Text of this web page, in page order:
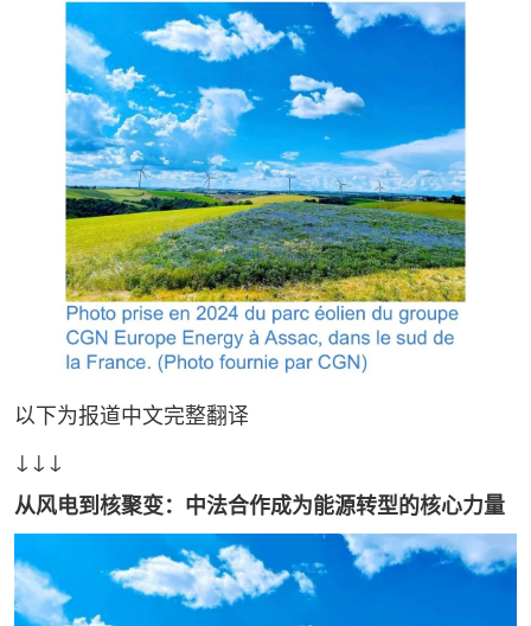
以下为报道中文完整翻译
↓↓↓
从风电到核聚变：中法合作成为能源转型的核心力量